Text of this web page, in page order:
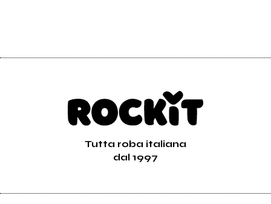
Tutta roba italiana
dal 1997